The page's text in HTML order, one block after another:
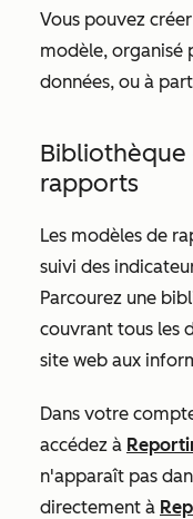
Vous pouvez
modèle, organisé
données, ou à
rapports
Les modèles de
suivi des
Parcourez une
couvrant tous les
site web aux
Dans votre
accédez à
n'apparaît pas
directement à